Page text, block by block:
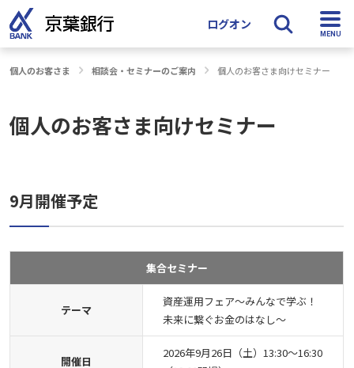
ログオン
検索
個人のお客さま 相談会・セミナーのご案内 個人のお客さま向けセミナー
個人のお客さま向けセミナー
9月開催予定
集合セミナー
テーマ
資産運用フェア～みんなで学ぶ！
未来に繋ぐお金のはなし～
開催日
2026年9月26日（土）13:30～16:30